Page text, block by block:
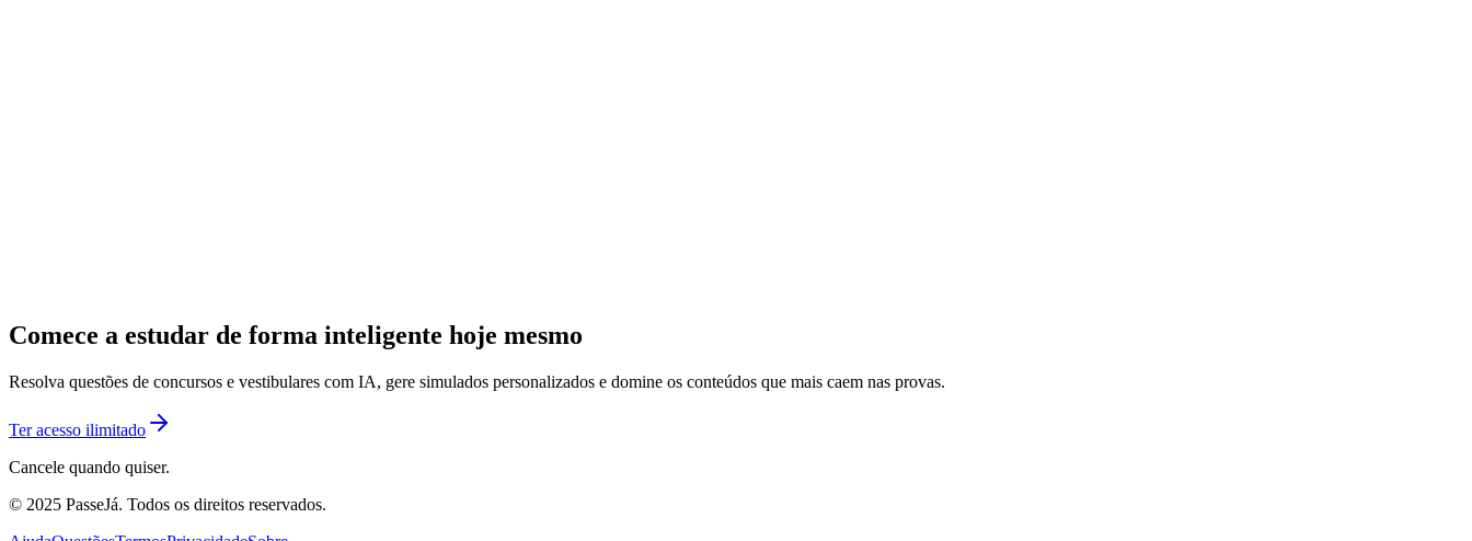
Comece a estudar de forma inteligente hoje mesmo
Resolva questões de concursos e vestibulares com IA, gere simulados personalizados e domine os conteúdos que mais caem nas provas.
Ter acesso ilimitado
Cancele quando quiser.
© 2025 PasseJá. Todos os direitos reservados.